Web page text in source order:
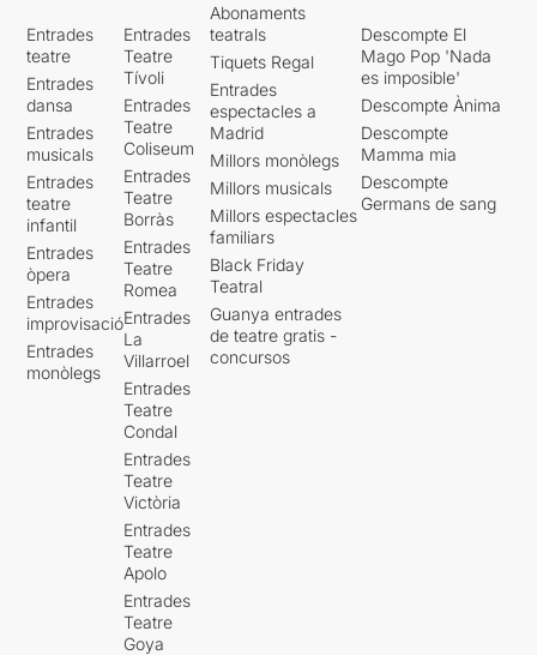
Entrades
teatre
Entrades
dansa
Entrades
musicals
Entrades
teatre
infantil
Entrades
òpera
Entrades
improvisació
Entrades
monòlegs
Entrades
Teatre
Tívoli
Entrades
Teatre
Coliseum
Entrades
Teatre
Borràs
Entrades
Teatre
Romea
Entrades
La
Villarroel
Entrades
Teatre
Condal
Entrades
Teatre
Victòria
Entrades
Teatre
Apolo
Entrades
Teatre
Goya
Abonaments
teatrals
Tiquets Regal
Entrades
espectacles a
Madrid
Millors monòlegs
Millors musicals
Millors espectacles
familiars
Black Friday
Teatral
Guanya entrades
de teatre gratis -
concursos
Descompte El
Mago Pop 'Nada
es imposible'
Descompte Ànima
Descompte
Mamma mia
Descompte
Germans de sang